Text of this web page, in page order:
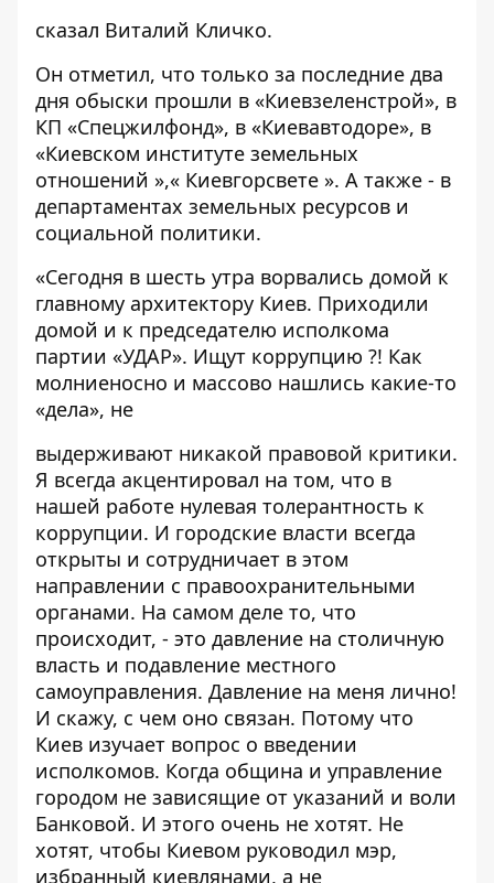
сказал Виталий Кличко.
Он отметил, что только за последние два
дня обыски прошли в «Киевзеленстрой», в
КП «Спецжилфонд», в «Киевавтодоре», в
«Киевском институте земельных
отношений »,« Киевгорсвете ». А также - в
департаментах земельных ресурсов и
социальной политики.
«Сегодня в шесть утра ворвались домой к
главному архитектору Киев. Приходили
домой и к председателю исполкома
партии «УДАР». Ищут коррупцию ?! Как
молниеносно и массово нашлись какие-то
«дела», не
выдерживают никакой правовой критики.
Я всегда акцентировал на том, что в
нашей работе нулевая толерантность к
коррупции. И городские власти всегда
открыты и сотрудничает в этом
направлении с правоохранительными
органами. На самом деле то, что
происходит, - это давление на столичную
власть и подавление местного
самоуправления. Давление на меня лично!
И скажу, с чем оно связан. Потому что
Киев изучает вопрос о введении
исполкомов. Когда община и управление
городом не зависящие от указаний и воли
Банковой. И этого очень не хотят. Не
хотят, чтобы Киевом руководил мэр,
избранный киевлянами, а не